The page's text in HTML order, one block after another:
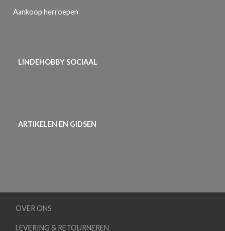
Aankoop herroepen
LINDEHOBBY SOCIAAL
ARTIKELEN EN GIDSEN
OVER ONS
LEVERING & RETOURNEREN